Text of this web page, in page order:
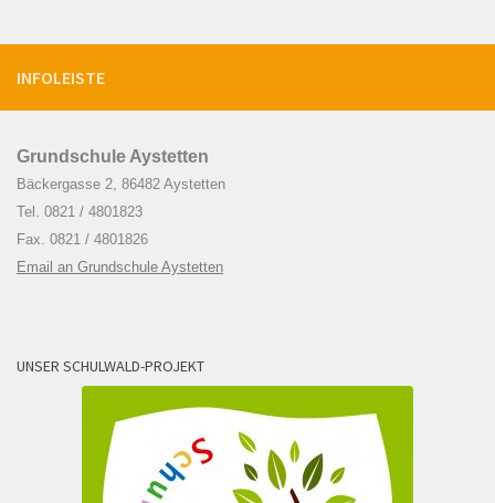
INFOLEISTE
Grundschule Aystetten
Bäckergasse 2, 86482 Aystetten
Tel. 0821 / 4801823
Fax. 0821 / 4801826
Email an Grundschule Aystetten
UNSER SCHULWALD-PROJEKT